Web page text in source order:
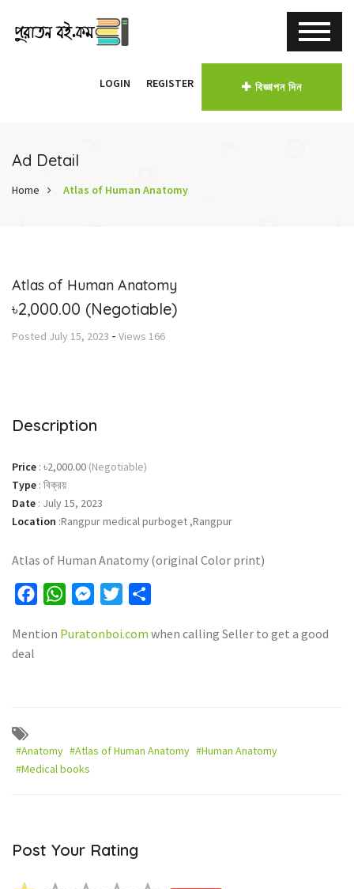
LOGIN REGISTER বিজ্ঞাপন দিন
Ad Detail
Home Atlas of Human Anatomy
Atlas of Human Anatomy
৳2,000.00 (Negotiable)
Posted July 15, 2023 - Views 166
Description
Price : ৳2,000.00 (Negotiable)
Type : বিক্রয়
Date : July 15, 2023
Location :Rangpur medical purboget ,Rangpur
Atlas of Human Anatomy (original Color print)
FacebookWhatsAppMessenger
Twitter
Mention Puratonboi.com when calling Seller to get a good
deal
#Anatomy #Atlas of Human Anatomy #Human Anatomy
#Medical books
Post Your Rating